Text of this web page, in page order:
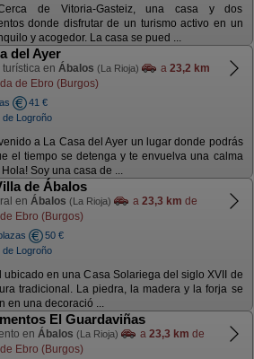
de Vitoria-Gasteiz, una casa y dos
donde disfrutar de un turismo activo en un
y acogedor. La casa se pued ...
del Ayer
en Ábalos (La Rioja) a 23,2 km
de Ebro (Burgos)
41 €
de Logroño
a La Casa del Ayer un lugar donde podrás
el tiempo se detenga y te envuelva una calma
Soy una casa de ...
de Ábalos
en Ábalos (La Rioja) a 23,3 km de
Ebro (Burgos)
50 €
de Logroño
ubicado en una Casa Solariega del siglo XVII de
tradicional. La piedra, la madera y la forja se
en una decoració ...
El Guardaviñas
en Ábalos (La Rioja) a 23,3 km de
Ebro (Burgos)